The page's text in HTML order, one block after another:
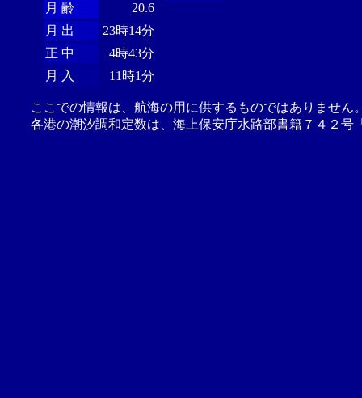
月 齢
20.6
月 出
23時14分
正 中
4時43分
月 入
11時1分
ここでの情報は、航海の用に供するものではありませ
各港の潮汐調和定数は、海上保安庁水路部書籍７４２